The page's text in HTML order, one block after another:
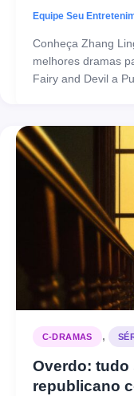
Equipe Seu
Conheça Zhang
melhores dramas
Fairy and Devil a
C-DRAMAS ,
Overdo: tudo
republicano